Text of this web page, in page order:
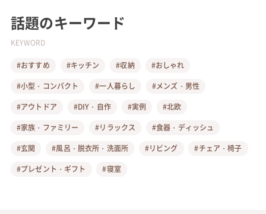
話題のキーワード
KEYWORD
#おすすめ #キッチン #収納
#おしゃれ
#小型・コンパクト
#一人暮らし
#メンズ・男性
#アウトドア
#DIY・自作 #実例
#北欧
#家族・ファミリー
#リラックス
#食器・ディッシュ
#玄関
#風呂・脱衣所・洗面所 #リビング
#チェア・椅子
#プレゼント・ギフト
#寝室